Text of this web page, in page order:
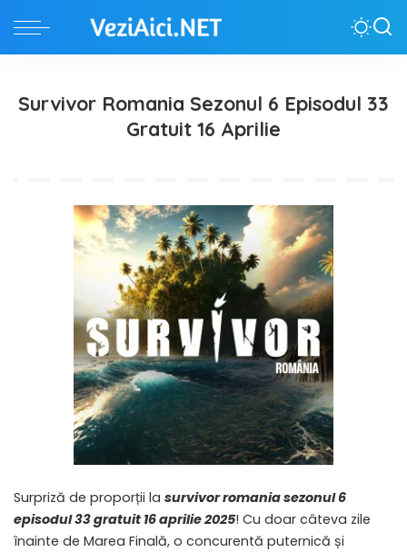
Survivor Romania Sezonul 6 Episodul 33
Gratuit 16 Aprilie
Surpriză de proporții la survivor romania sezonul 6
episodul 33 gratuit 16 aprilie 2025! Cu doar câteva zile
înainte de Marea Finală, o concurentă puternică și